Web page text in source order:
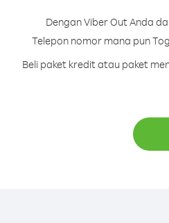
Dengan Viber Out Anda
Telepon nomor mana pun
Beli paket kredit atau paket